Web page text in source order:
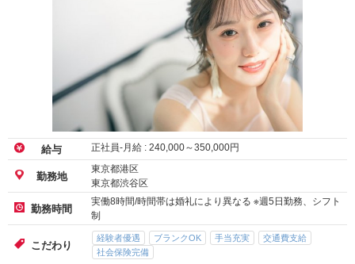
給与 正社員-月給 : 240,000～350,000円
勤務地
東京都港区
東京都渋谷区
勤務時間
実働8時間/時間帯は婚礼により異なる ※週5日勤務、シフト
制
こだわり
経験者優遇 ブランクOK 手当充実
交通費支給
社会保険完備